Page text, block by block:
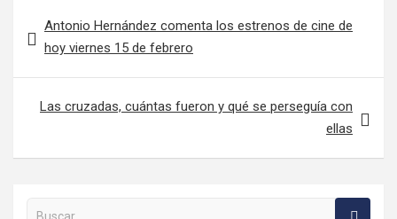
Antonio Hernández comenta los estrenos de cine de
hoy viernes 15 de febrero
Las cruzadas, cuántas fueron y qué se perseguía con
ellas
Buscar en la web